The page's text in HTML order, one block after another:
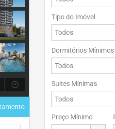
Tipo do Imóvel
Dormitórios Mínimos
Suítes Mínimas
Preço Mínimo